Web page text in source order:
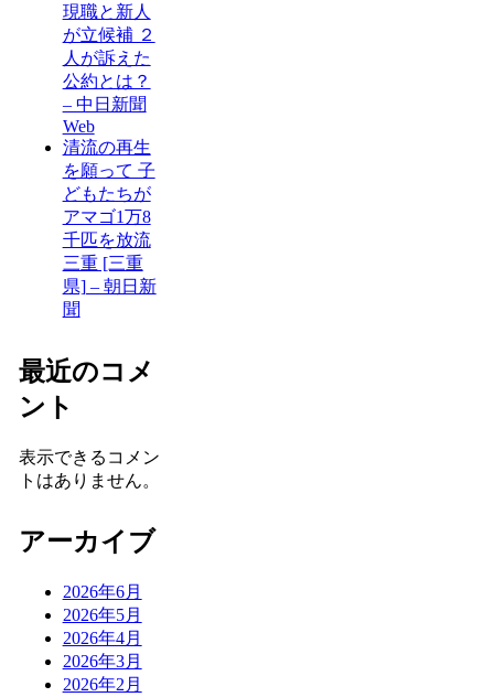
現職と新人
が立候補 ２
人が訴えた
公約とは？
– 中日新聞
Web
清流の再生
を願って 子
どもたちが
アマゴ1万8
千匹を放流
三重 [三重
県] – 朝日新
聞
最近のコメ
ント
表示できるコメン
トはありません。
アーカイブ
2026年6月
2026年5月
2026年4月
2026年3月
2026年2月